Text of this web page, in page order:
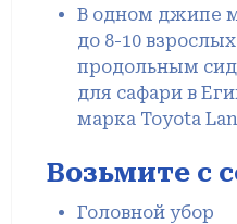
В одном джипе
до 8-10
продольным
для сафари в
марка Toyota
Возьмите с
Головной убор